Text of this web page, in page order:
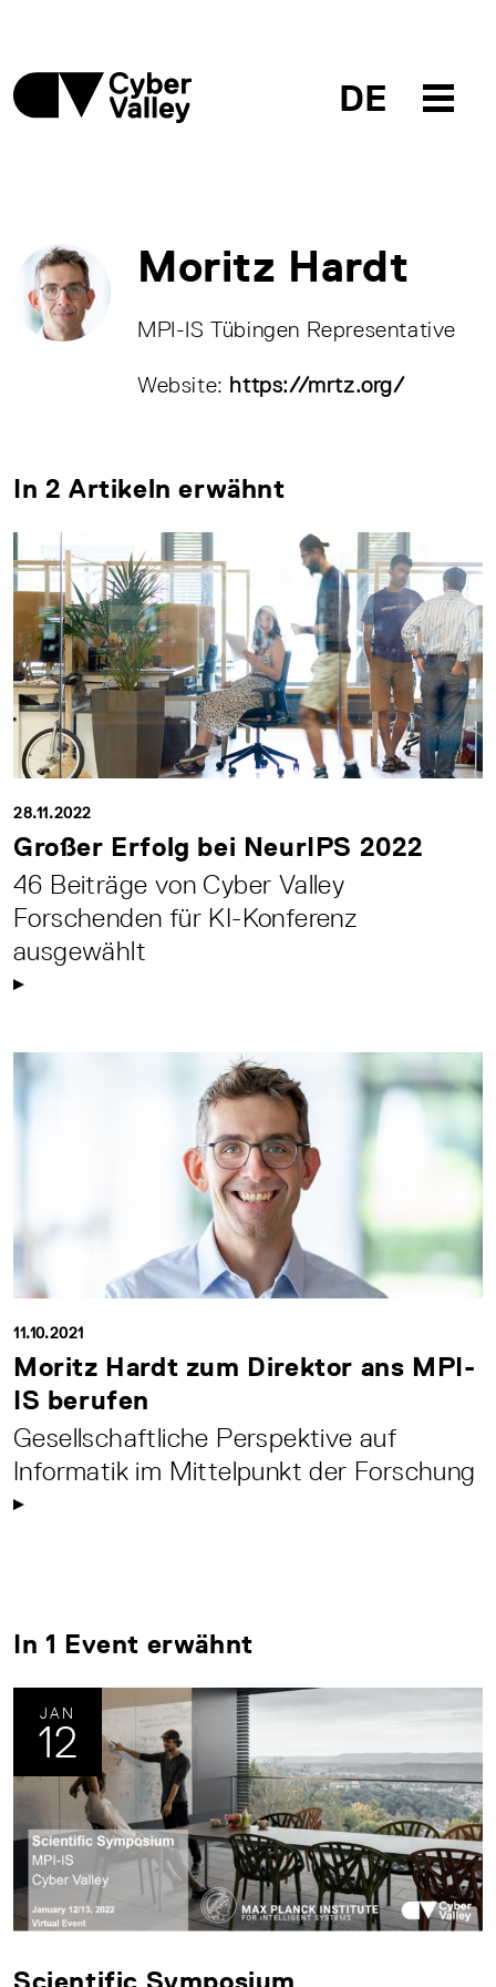
DE
Moritz Hardt
MPI-IS Tübingen Representative
Website: https://mrtz.org/
In 2 Artikeln erwähnt
28.11.2022
Großer Erfolg bei NeurIPS 2022
46 Beiträge von Cyber Valley
Forschenden für KI-Konferenz
ausgewählt
11.10.2021
Moritz Hardt zum Direktor ans MPI-
IS berufen
Gesellschaftliche Perspektive auf
Informatik im Mittelpunkt der Forschung
In 1 Event erwähnt
JAN
12
Scientific Symposium